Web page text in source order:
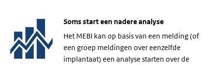
Soms start een nadere analyse
Het MEBI kan op basis van een melding (of
een groep meldingen over eenzelfde
implantaat) een analyse starten over de